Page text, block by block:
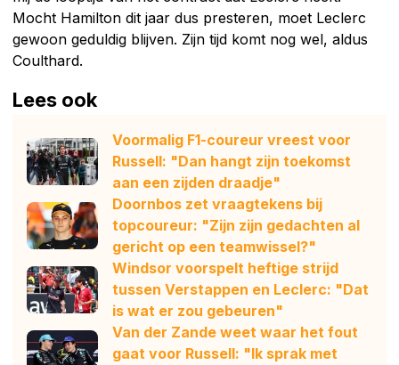
Mocht Hamilton dit jaar dus presteren, moet Leclerc
gewoon geduldig blijven. Zijn tijd komt nog wel, aldus
Coulthard.
Lees ook
Voormalig F1-coureur vreest voor
Russell: "Dan hangt zijn toekomst
aan een zijden draadje"
Doornbos zet vraagtekens bij
topcoureur: "Zijn zijn gedachten al
gericht op een teamwissel?"
Windsor voorspelt heftige strijd
tussen Verstappen en Leclerc: "Dat
is wat er zou gebeuren"
Van der Zande weet waar het fout
gaat voor Russell: "Ik sprak met